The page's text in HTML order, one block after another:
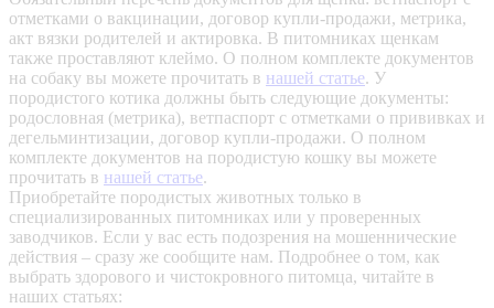
отметками о вакцинации, договор купли-продажи, метрика,
акт вязки родителей и актировка. В питомниках щенкам
также проставляют клеймо. О полном комплекте документов
на собаку вы можете прочитать в нашей статье. У
породистого котика должны быть следующие документы:
родословная (метрика), ветпаспорт с отметками о прививках и
дегельминтизации, договор купли-продажи. О полном
комплекте документов на породистую кошку вы можете
прочитать в нашей статье.
Приобретайте породистых животных только в
специализированных питомниках или у проверенных
заводчиков. Если у вас есть подозрения на мошеннические
действия – сразу же сообщите нам. Подробнее о том, как
выбрать здорового и чистокровного питомца, читайте в
наших статьях: